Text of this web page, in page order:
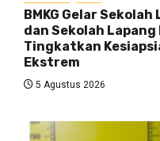
BMKG Gelar
dan Sekolah
Tingkatkan
Ekstrem
5 Agustus 2026